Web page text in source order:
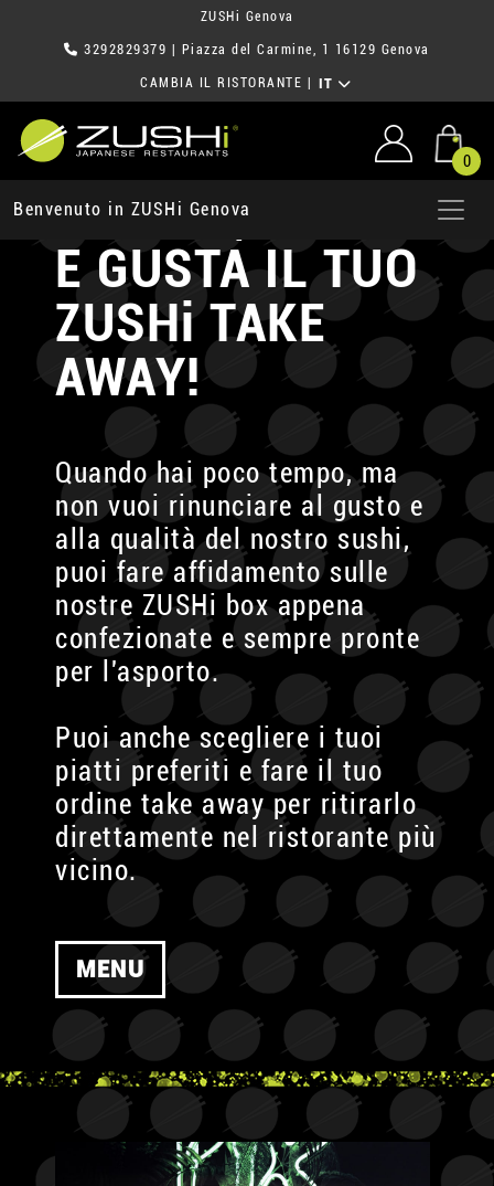
ZUSHi Genova
3292829379 | Piazza del Carmine, 1 16129 Genova
CAMBIA IL RISTORANTE IT
0
Benvenuto in ZUSHi Genova
ORDINA, PRENDI
E GUSTAIL TUO
ZUSHi TAKE
AWAY!
Quando hai poco tempo, ma
non vuoi rinunciare al gusto e
alla qualità del nostro sushi,
puoi fare affidamento sulle
nostre ZUSHi box appena
confezionate e sempre pronte
per l'asporto.
Puoi anche scegliere i tuoi
piatti preferiti e fare il tuo
ordine take away per ritirarlo
direttamente nel ristorante più
vicino.
MENU